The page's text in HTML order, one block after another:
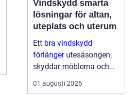
Vindskydd smarta
lösningar för altan,
uteplats och uterum
Ett bra vindskydd
förlängerutesäsongen,
skyddar möblerna och
gör altanen mer
ombonad utan att
01 augusti 2026